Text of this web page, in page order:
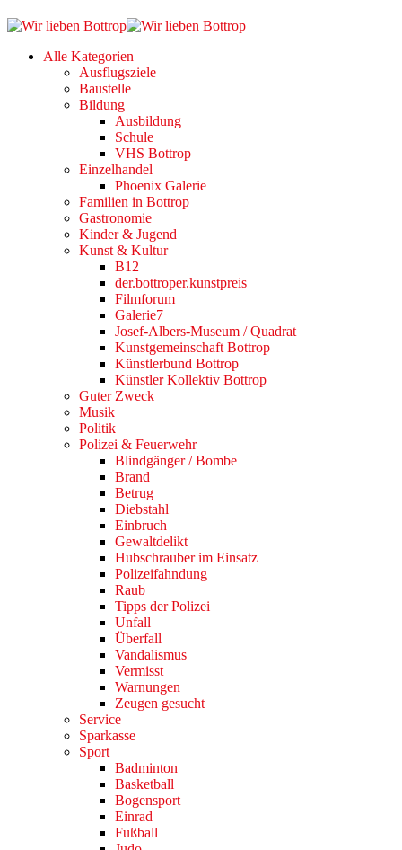
Alle Kategorien
Ausflugsziele
Baustelle
Bildung
Ausbildung
Schule
VHS Bottrop
Einzelhandel
Phoenix Galerie
Familien in Bottrop
Gastronomie
Kinder & Jugend
Kunst & Kultur
B12
der.bottroper.kunstpreis
Filmforum
Galerie7
Josef-Albers-Museum / Quadrat
Kunstgemeinschaft Bottrop
Künstlerbund Bottrop
Künstler Kollektiv Bottrop
Guter Zweck
Musik
Politik
Polizei & Feuerwehr
Blindgänger / Bombe
Brand
Betrug
Diebstahl
Einbruch
Gewaltdelikt
Hubschrauber im Einsatz
Polizeifahndung
Raub
Tipps der Polizei
Unfall
Überfall
Vandalismus
Vermisst
Warnungen
Zeugen gesucht
Service
Sparkasse
Sport
Badminton
Basketball
Bogensport
Einrad
Fußball